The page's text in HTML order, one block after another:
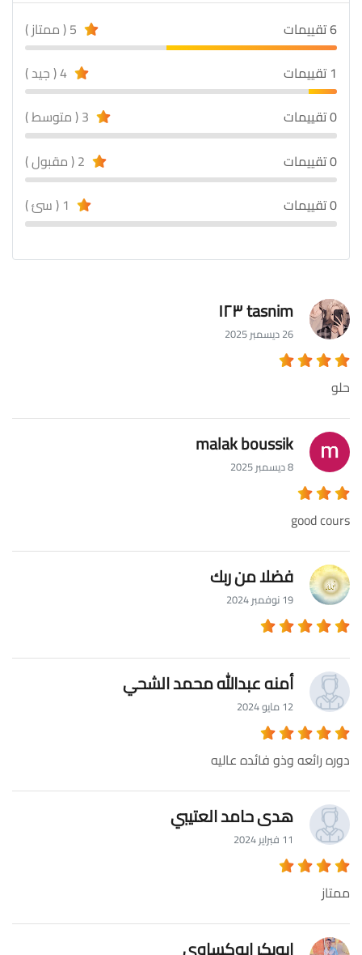
6 تقييمات
1 تقييمات
0 تقييمات
0 تقييمات
0 تقييمات
tasnim ١٢٣
26 ديسمبر 2025
حلو
malak boussik
8 ديسمبر 2025
good cours
فضلا من ربك
19 نوفمبر 2024
أمنه عبدالله محمد الشحي
12 مايو 2024
دوره رائعه وذو فائده عاليه
هدى حامد العتيبي
11 فبراير 2024
ممتاز
ابوبكر ابوكساوي